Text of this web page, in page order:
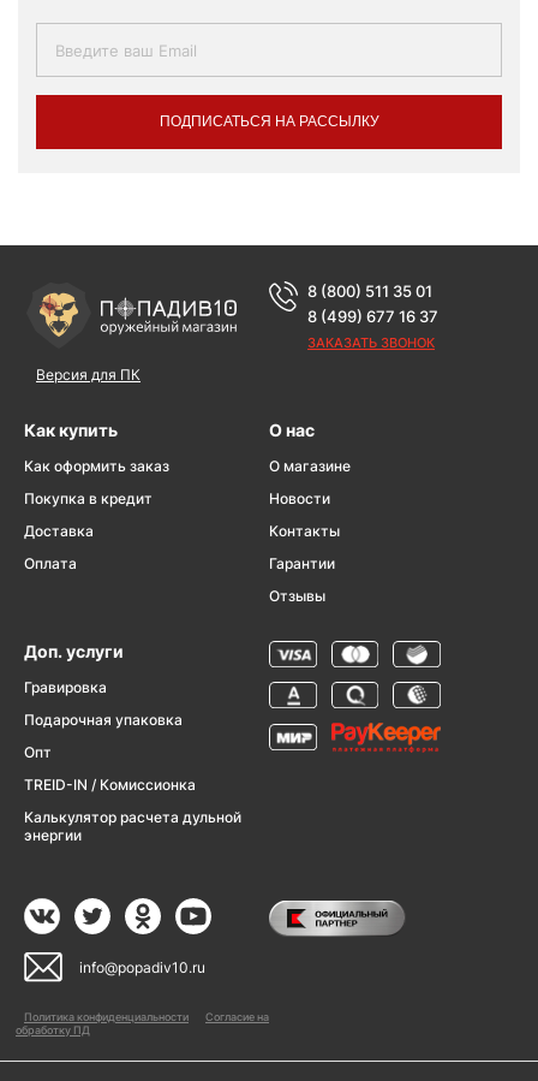
ПОДПИСАТЬСЯ НА РАССЫЛКУ
Версия для ПК
8 (800) 511 35 01
8 (499) 677 16 37
ЗАКАЗАТЬ ЗВОНОК
Как купить
Как оформить заказ
Покупка в кредит
Доставка
Оплата
О нас
О магазине
Новости
Контакты
Гарантии
Отзывы
Доп. услуги
Гравировка
Подарочная упаковка
Опт
TREID-IN / Комиссионка
Калькулятор расчета дульной
энергии
info@popadiv10.ru
Политика конфиденциальности
Согласие на
обработку ПД